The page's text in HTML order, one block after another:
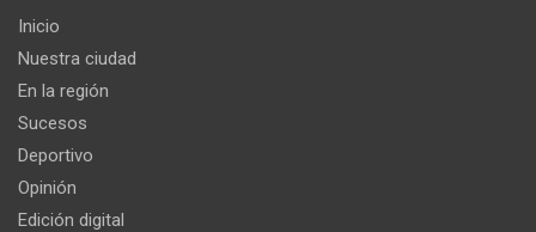
Inicio
Nuestra ciudad
En la región
Sucesos
Deportivo
Opinión
Edición digital